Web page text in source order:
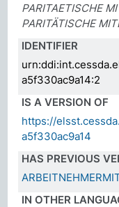
PARITAETISCHE
PARITÄTISCHE
IDENTIFIER
a5f330ac9a14:2
IS A VERSION OF
https://
a5f330ac9a14
HAS PREVIOUS
IN OTHER